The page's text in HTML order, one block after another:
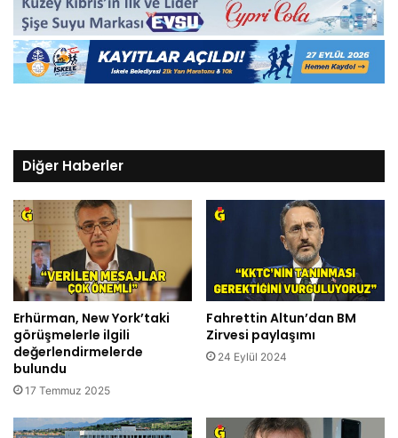
Diğer Haberler
Erhürman, New York’taki
görüşmelerle ilgili
değerlendirmelerde
bulundu
17 Temmuz 2025
Fahrettin Altun’dan BM
Zirvesi paylaşımı
24 Eylül 2024